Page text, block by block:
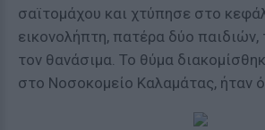
σαϊτομάχου και χτύπησε στο
εικονολήπτη, πατέρα δύο παιδιών,
τον θανάσιμα. Το θύμα
στο Νοσοκομείο Καλαμάτας, ήταν